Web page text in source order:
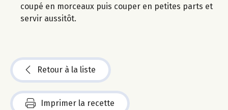
coupé en morceaux puis couper en petites parts et
servir aussitôt.
Retour à la liste
Imprimer la recette